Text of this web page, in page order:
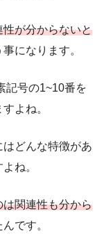
が分からないと
になります。
記号の1~10番を
よね。
どんな特徴があ
ね。
関連性も分から
です。